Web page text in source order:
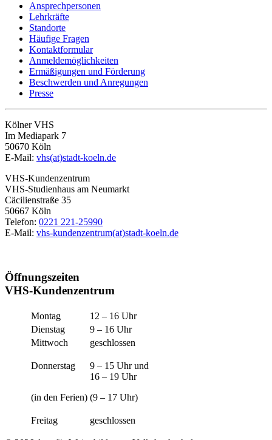
Ansprechpersonen
Lehrkräfte
Standorte
Häufige Fragen
Kontaktformular
Anmeldemöglichkeiten
Ermäßigungen und Förderung
Beschwerden und Anregungen
Presse
Kölner VHS
Im Mediapark 7
50670 Köln
E-Mail: vhs(at)stadt-koeln.de
VHS-Kundenzentrum
VHS-Studienhaus am Neumarkt
Cäcilienstraße 35
50667 Köln
Telefon: 0221 221-25990
E-Mail: vhs-kundenzentrum(at)stadt-koeln.de
Öffnungszeiten
VHS-Kundenzentrum
Montag
12 – 16 Uhr
Dienstag
9 – 16 Uhr
Mittwoch
geschlossen
Donnerstag
(in den Ferien)
9 – 15 Uhr und
16 – 19 Uhr
(9 – 17 Uhr)
Freitag geschlossen